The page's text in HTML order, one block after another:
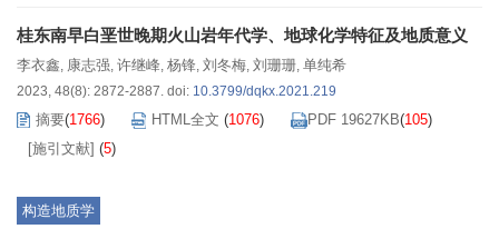
桂东南早白垩世晚期火山岩年代学、地球化学特征及地质意义
李衣鑫, 康志强, 许继峰, 杨锋, 刘冬梅, 刘珊珊, 单纯希
2023, 48(8): 2872-2887. doi: 10.3799/dqkx.2021.219
摘要(1766) HTML全文 (1076) PDF 19627KB(105)
[施引文献] (5)
构造地质学